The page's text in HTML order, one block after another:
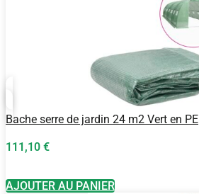
Bache serre de jardin 24 m2 Vert en PE
111,10 €
AJOUTER AU PANIER